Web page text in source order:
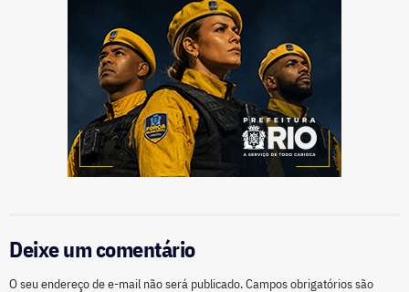
Deixe um comentário
O seu endereço de e-mail não será publicado.Campos obrigatórios são